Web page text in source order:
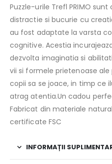
Puzzle-urile Trefl PRIMO
distractie si bucurie cu
au fost adaptate la varsta
cognitive. Acestia
dezvolta imaginatia si
vii si formele prietenoase
copii sa se joace, in timp ce
atrag atentia.Un cadou
Fabricat din materiale
certificate FSC
INFORMAȚII